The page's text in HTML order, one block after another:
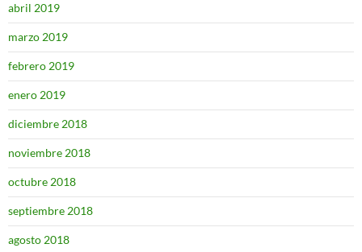
abril 2019
marzo 2019
febrero 2019
enero 2019
diciembre 2018
noviembre 2018
octubre 2018
septiembre 2018
agosto 2018